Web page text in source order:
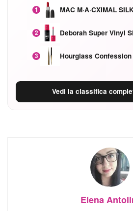
1
2 Deborah Super Vinyl
3
Vedi la classifica
Elena